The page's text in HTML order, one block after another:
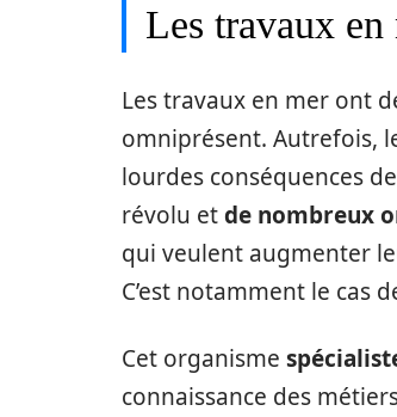
Les travaux en
Les travaux en mer ont
omniprésent. Autrefois,
lourdes conséquences
révolu etde nombreux
qui veulent augmenter
C’est notamment le cas
Cet organisme
connaissance des